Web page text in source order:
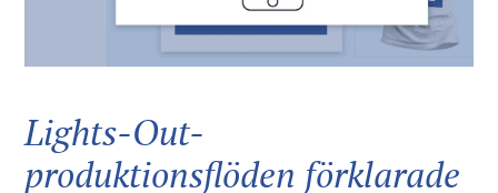
Lights-Out-
produktionsflöden förklarade